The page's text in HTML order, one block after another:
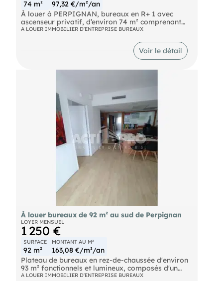
74 m²
97,32 €/m²/an
À louer à PERPIGNAN, bureaux en R+ 1 avec
ascenseur privatif, d’environ 74 m² comprenant
une entrée indépendante desservant un bureau
wc. Volets roulants et rangements.
Renseignements sur demande. Pour découvrir
d'autres biens, rendez-vous sur notre site !
A LOUER IMMOBILIER D'ENTREPRISE BUREAUX
Voir le détail
À louer bureaux de 92 m² au sud de Perpignan
LOYER MENSUEL
1 250 €
SURFACE
92 m²
MONTANT AU M²
163,08 €/m²/an
Plateau de bureaux en rez-de-chaussée d'environ
93 m² fonctionnels et lumineux, composés d'un
accueil, 4 bureaux fermés et complété par 2
A LOUER IMMOBILIER D'ENTREPRISE BUREAUX